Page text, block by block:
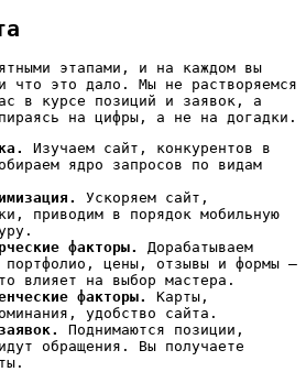
этапами, и на каждом вы
что это дало. Мы не растворяемся
в курсе позиций и заявок, а
на цифры, а не на догадки.
Изучаем сайт, конкурентов в
ядро запросов по видам
Ускоряем сайт,
приводим в порядок мобильную
факторы.
Дорабатываем
портфолио, цены, отзывы и формы —
влияет на выбор мастера.
факторы.
Карты,
удобство сайта.
Поднимаются позиции,
обращения. Вы получаете